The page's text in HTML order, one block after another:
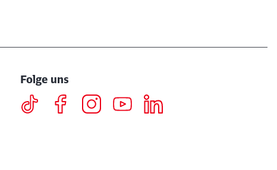
Folge uns